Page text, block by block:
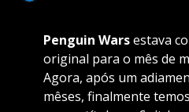
Penguin Warsestava
original para o mês de
Agora, após um
mêses, finalmente